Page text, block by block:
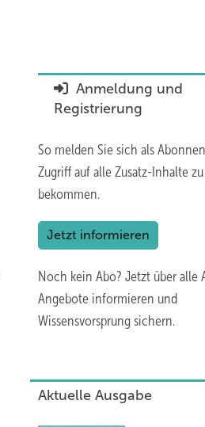
Anmeldung und
Registrierung
So melden Sie sich als
Zugriff auf alle Zusatz-Inhalte zu
bekommen.
Jetzt informieren
Noch kein Abo? Jetzt über alle
Angebote informieren und
Wissensvorsprung sichern.
Aktuelle Ausgabe